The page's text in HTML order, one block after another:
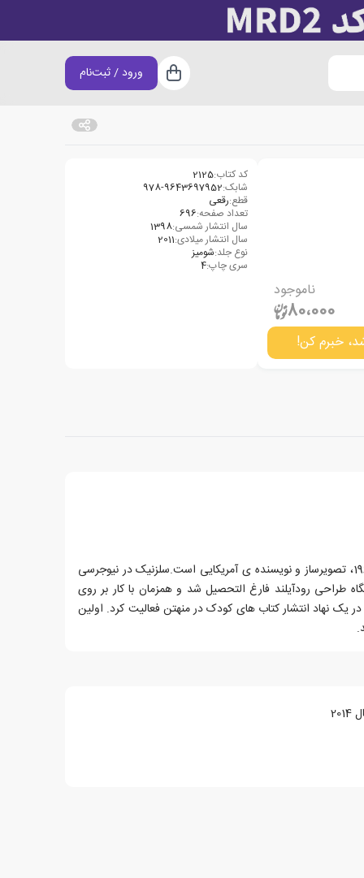
سبد خرید
ورود / ثبت‌نام
ناموجود
80،000
خبرم کن!
کد کتاب:2125
شابک:978-9643697952
قطع:رقعی
تعداد صفحه:696
سال انتشار شمسی:1398
سال انتشار میلادی:2011
نوع جلد:شومیز
سری چاپ:4
برایان سلزنیک، زاده ی 14 جولای 1966، تصویرساز و نویسنده ی آمریکایی است.سلزنیک در نیوجرسی
طراحی رودآیلند فارغ التحصیل شد و همزمان با کار بر روی
یک نهاد انتشار کتاب های کودک در منهتن فعالیت کرد. اولین